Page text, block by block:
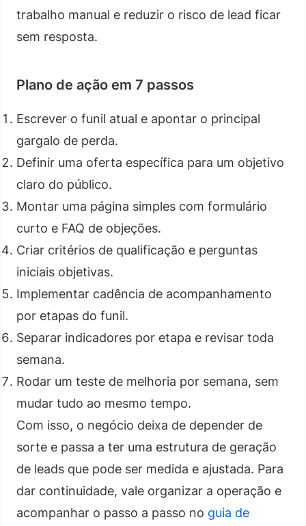
trabalho manual e reduzir o risco de lead ficar
sem resposta.
Plano de ação em 7 passos
Escrever o funil atual e apontar o principal
gargalo de perda.
Definir uma oferta específica para um objetivo
claro do público.
Montar uma página simples com formulário
curto e FAQ de objeções.
Criar critérios de qualificação e perguntas
iniciais objetivas.
Implementar cadência de acompanhamento
por etapas do funil.
Separar indicadores por etapa e revisar toda
semana.
Rodar um teste de melhoria por semana, sem
mudar tudo ao mesmo tempo.
Com isso, o negócio deixa de depender de
sorte e passa a ter uma estrutura de geração
de leads que pode ser medida e ajustada. Para
dar continuidade, vale organizar a operação e
acompanhar o passo a passo no guia de